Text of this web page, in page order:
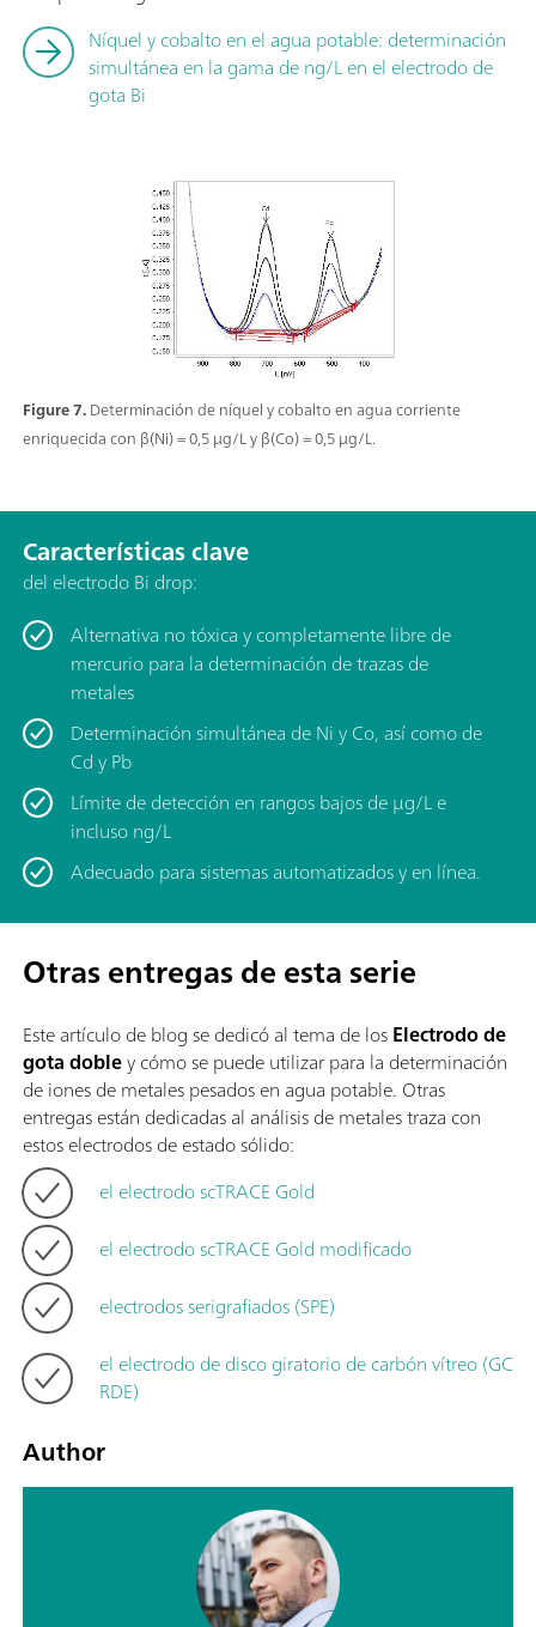
Figure 7.Determinación de níquel y cobalto en agua corriente
enriquecida con β(Ni) = 0,5 µg/L y β(Co) = 0,5 µg/L.
Níquel y cobalto en el agua potable: determinación
simultánea en la gama de ng/L en el electrodo de
gota Bi
Características clave
del electrodo Bi drop:
Alternativa no tóxica y completamente libre de
mercurio para la determinación de trazas de
metales
Determinación simultánea de Ni y Co, así como de
Cd y Pb
Límite de detección en rangos bajos de μg/L e
incluso ng/L
Adecuado para sistemas automatizados y en línea.
Otras entregas de esta serie
Este artículo de blog se dedicó al tema delosElectrodo de
gota dobley cómo se puede utilizar para la determinación
de iones de metales pesados en agua potable. Otras
entregas están dedicadas al análisis de metales traza con
estos electrodos de estado sólido:
el electrodo scTRACE Gold
el electrodo scTRACE Gold modificado
electrodos serigrafiados (SPE)
el electrodo de disco giratorio de carbón vítreo (GC
RDE)
Author